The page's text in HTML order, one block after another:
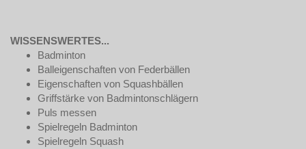
WISSENSWERTES...
Badminton
Balleigenschaften von Federbällen
Eigenschaften von Squashbällen
Griffstärke von Badmintonschlägern
Puls messen
Spielregeln Badminton
Spielregeln Squash